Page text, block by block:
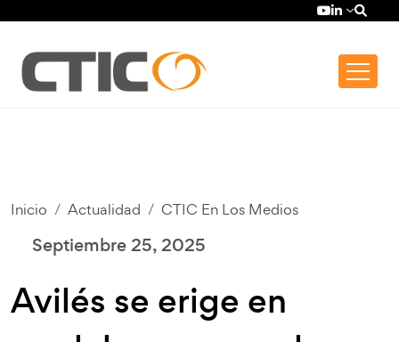
Pasar al contenido principal
Top bar menu YouTube
LinkedIn
Inicio Actualidad CTIC En Los Medios
Septiembre 25, 2025
Avilés se erige en